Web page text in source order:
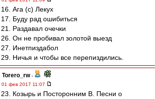
16. Ага (с) Лекух
17. Буду рад ошибиться
21. Раздавал очечки
26. Он не пробивал золотой выезд
27. Инетпиздабол
29. Ничья и чтобы все перепиздились.
Torero_rw-
01 фев 2017 11:07
23. Козырь и Посторонним В. Песни о